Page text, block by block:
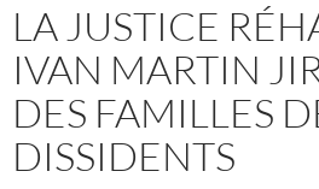
LA JUSTICE
IVAN MARTIN
DES FAMILLES
DISSIDENTS